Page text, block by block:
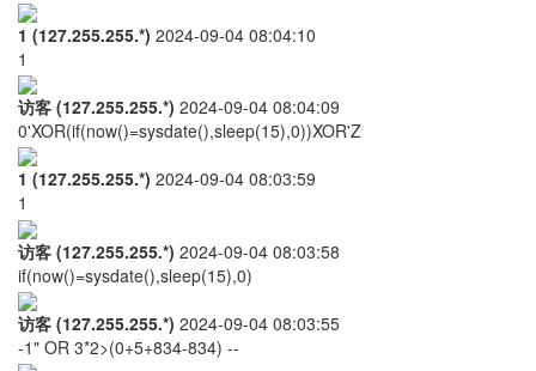
1 (127.255.255.*) 2024-09-04 08:04:10
1
访客 (127.255.255.*) 2024-09-04 08:04:09
0'XOR(if(now()=sysdate(),sleep(15),0))XOR'Z
1 (127.255.255.*) 2024-09-04 08:03:59
1
访客 (127.255.255.*) 2024-09-04 08:03:58
if(now()=sysdate(),sleep(15),0)
访客 (127.255.255.*) 2024-09-04 08:03:55
-1" OR 3*2>(0+5+834-834) --